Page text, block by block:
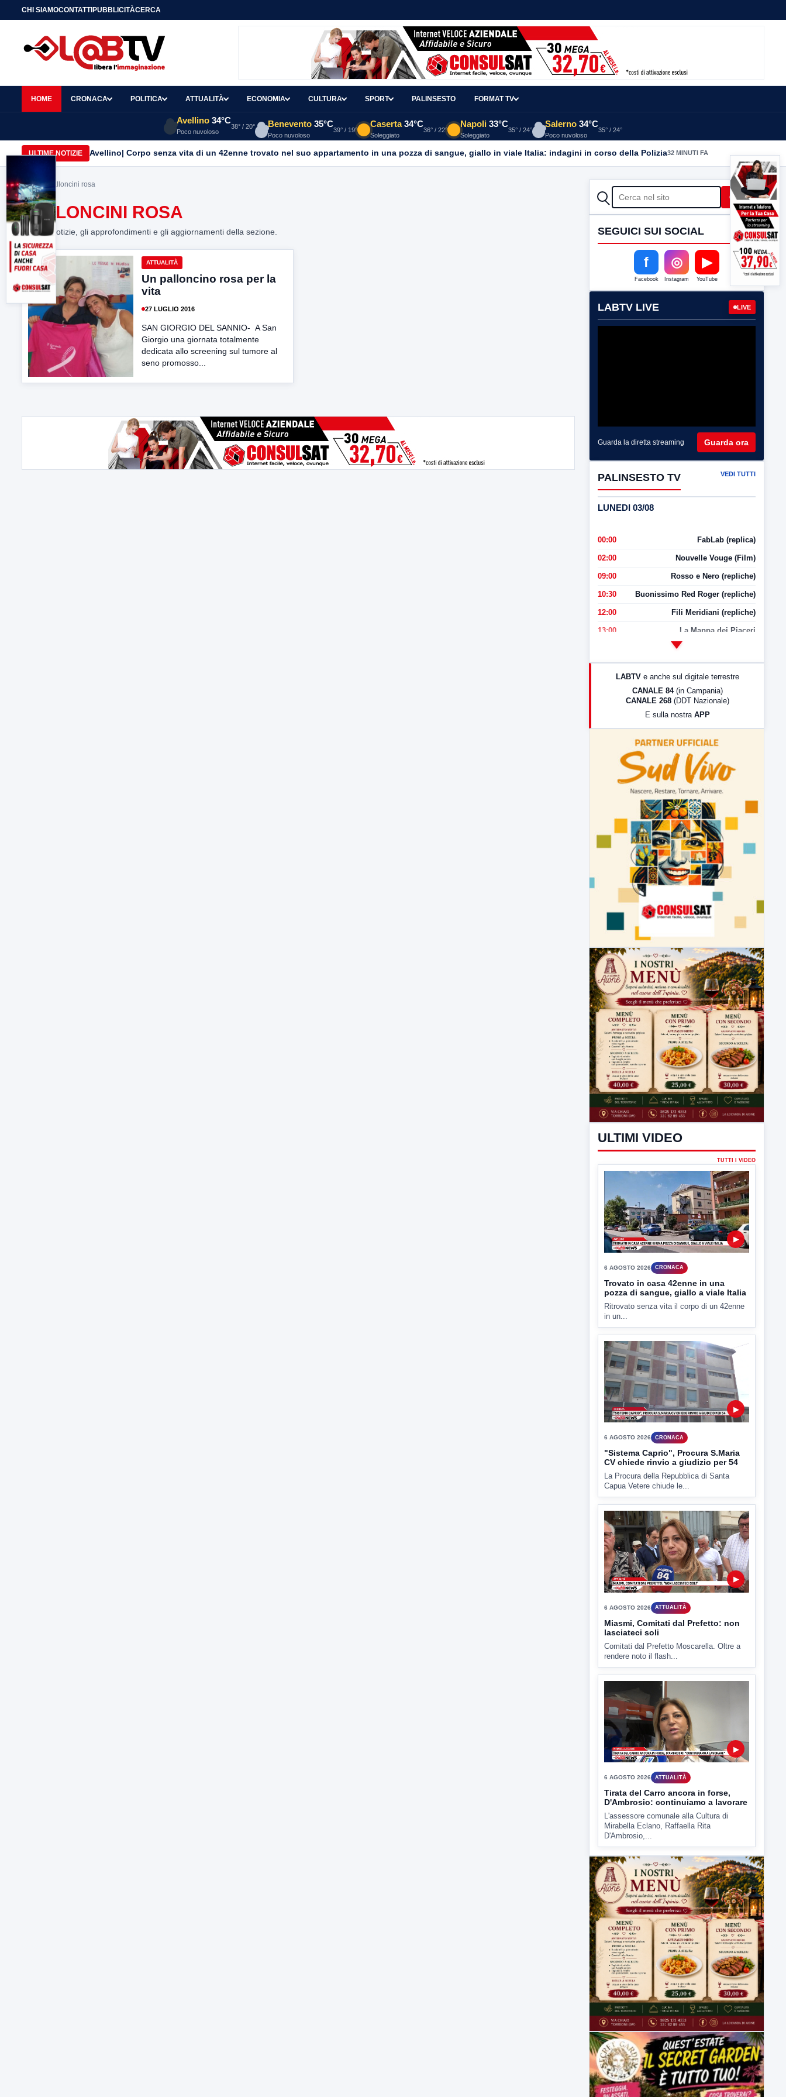
CHI SIAMOCONTATTIPUBBLICITÀCERCA
HOME CRONACA POLITICA ATTUALITÀ ECONOMIA CULTURA SPORT PALINSESTO FORMAT TV
Avellino 34°C
Poco nuvoloso
38° / 20° Benevento 35°C
Poco nuvoloso
39° / 19°
Caserta 34°C
Soleggiato
36° / 22°
Napoli 33°C
Soleggiato
35° / 24°
Salerno 34°C
Poco nuvoloso
35° / 24°
ULTIME NOTIZIE Avellino| Corpo senza vita di un 42enne trovato nel suo appartamento in una pozza di sangue, giallo in viale Italia: indagini in corso della Polizia32 MINUTI FA
Home> palloncini rosa
PALLONCINI ROSA
Tutte le notizie, gli approfondimenti e gli aggiornamenti della sezione.
ATTUALITÀ
Un palloncino rosa per la
vita
27 LUGLIO 2016
SAN GIORGIO DEL SANNIO- A San
Giorgio una giornata totalmente
dedicata allo screening sul tumore al
seno promosso...
CERCA Cerca
SEGUICI SUI SOCIAL
f
Facebook
◎
Instagram
▶
YouTube
LABTV LIVE LIVE
Guarda la diretta streaming Guarda ora
PALINSESTO TV VEDI TUTTI
LUNEDI 03/08
00:00 FabLab (replica)
02:00 Nouvelle Vouge (Film)
09:00 Rosso e Nero (repliche)
10:30 Buonissimo Red Roger (repliche)
12:00 Fili Meridiani (repliche)
13:00 La Mappa dei Piaceri
LabNews (Diretta)
LabNews (replica)
LABTV e anche sul digitale terrestre
CANALE 84 (in Campania)
CANALE 268 (DDT Nazionale)
E sulla nostra APP
ULTIMI VIDEO
TUTTI I VIDEO
6 AGOSTO 2026 CRONACA
Trovato in casa 42enne in una
pozza di sangue, giallo a viale Italia
Ritrovato senza vita il corpo di un 42enne
in un...
6 AGOSTO 2026 CRONACA
"Sistema Caprio", Procura S.Maria
CV chiede rinvio a giudizio per 54
La Procura della Repubblica di Santa
Capua Vetere chiude le...
6 AGOSTO 2026 ATTUALITÀ
Miasmi, Comitati dal Prefetto: non
lasciateci soli
Comitati dal Prefetto Moscarella. Oltre a
rendere noto il flash...
▶
6 AGOSTO 2026 ATTUALITÀ
Tirata del Carro ancora in forse,
D'Ambrosio: continuiamo a lavorare
L'assessore comunale alla Cultura di
Mirabella Eclano, Raffaella Rita
D'Ambrosio,...